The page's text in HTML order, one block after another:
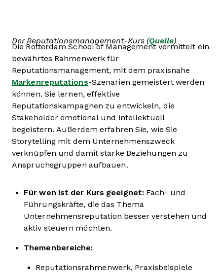
Der Reputationsmanagement-Kurs (Quelle)
Die Rotterdam School of Management vermittelt ein
bewährtes Rahmenwerk für
Reputationsmanagement, mit dem praxisnahe
Markenreputations-Szenarien gemeistert werden
können. Sie lernen, effektive
Reputationskampagnen zu entwickeln, die
Stakeholder emotional und intellektuell
begeistern. Außerdem erfahren Sie, wie Sie
Storytelling mit dem Unternehmenszweck
verknüpfen und damit starke Beziehungen zu
Anspruchsgruppen aufbauen.
Für wen ist der Kurs geeignet: Fach- und
Führungskräfte, die das Thema
Unternehmensreputation besser verstehen und
aktiv steuern möchten.
Themenbereiche:
Reputationsrahmenwerk, Praxisbeispiele